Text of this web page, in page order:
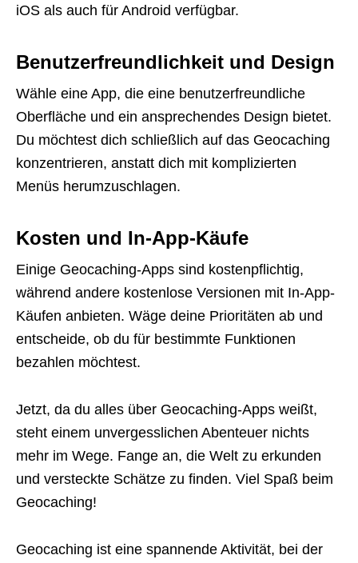
iOS als auch für Android verfügbar.
Benutzerfreundlichkeit und Design
Wähle eine App, die eine benutzerfreundliche
Oberfläche und ein ansprechendes Design bietet.
Du möchtest dich schließlich auf das Geocaching
konzentrieren, anstatt dich mit komplizierten
Menüs herumzuschlagen.
Kosten und In-App-Käufe
Einige Geocaching-Apps sind kostenpflichtig,
während andere kostenlose Versionen mit In-App-
Käufen anbieten. Wäge deine Prioritäten ab und
entscheide, ob du für bestimmte Funktionen
bezahlen möchtest.
Jetzt, da du alles über Geocaching-Apps weißt,
steht einem unvergesslichen Abenteuer nichts
mehr im Wege. Fange an, die Welt zu erkunden
und versteckte Schätze zu finden. Viel Spaß beim
Geocaching!
Geocaching ist eine spannende Aktivität, bei der